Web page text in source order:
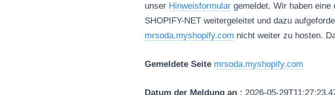
unser Hinweisformular gemeldet. Wir haben eine
SHOPIFY-NET weitergeleitet und dazu
mrsoda.myshopify.com nicht weiter zu hosten.
Gemeldete Seite mrsoda.myshopify.com
Datum der Meldung an : 2026-05-